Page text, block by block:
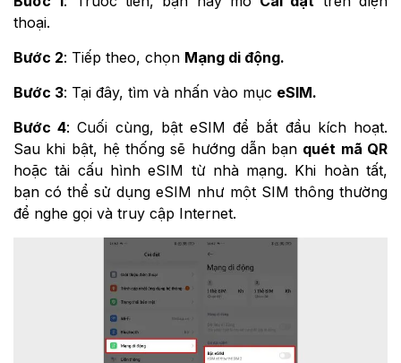
thoại.
Bước 2: Tiếp theo, chọn Mạng di động.
Bước 3: Tại đây, tìm và nhấn vào mục eSIM.
Bước 4: Cuối cùng, bật eSIM để bắt đầu kích hoạt.
Sau khi bật, hệ thống sẽ hướng dẫn bạn quét mã QR
hoặc tải cấu hình eSIM từ nhà mạng. Khi hoàn tất,
bạn có thể sử dụng eSIM như một SIM thông thường
để nghe gọi và truy cập Internet.